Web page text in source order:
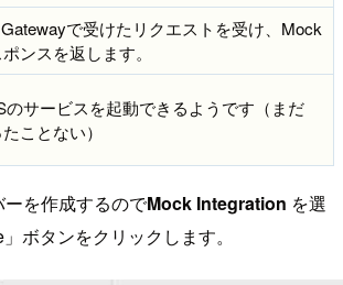
で受けたリクエストを受け、Mock
ンスを返します。
のサービスを起動できるようです（まだ
ことない）
を作成するのでMock Integration を選
ボタンをクリックします。